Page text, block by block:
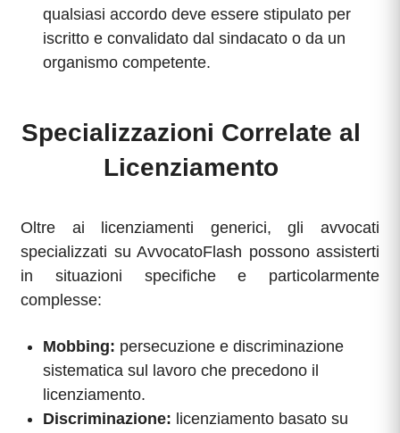
qualsiasi accordo deve essere stipulato per
iscritto e convalidato dal sindacato o da un
organismo competente.
Specializzazioni Correlate al
Licenziamento
Oltre ai licenziamenti generici, gli avvocati
specializzati su AvvocatoFlash possono assisterti
in situazioni specifiche e particolarmente
complesse:
Mobbing: persecuzione e discriminazione
sistematica sul lavoro che precedono il
licenziamento.
Discriminazione: licenziamento basato su